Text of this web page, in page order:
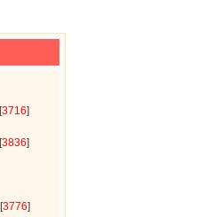
[3716]
[3836]
[3776]